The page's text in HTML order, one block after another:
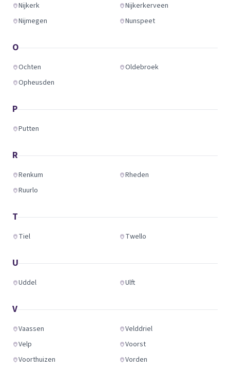
Nijkerk
Nijkerkerveen
Nijmegen
Nunspeet
O
Ochten
Oldebroek
Opheusden
P
Putten
R
Renkum
Rheden
Ruurlo
T
Tiel Twello
U
Uddel Ulft
V
Vaassen
Velddriel
Velp
Voorst
Voorthuizen
Vorden